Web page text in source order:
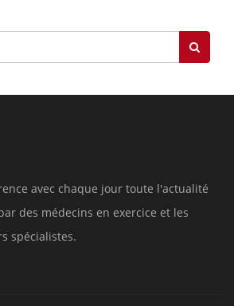
avec chaque jour toute l'actualité
des médecins en exercice et les
spécialistes.